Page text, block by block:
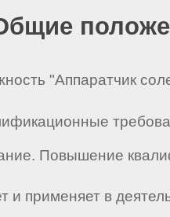
"Аппаратчик
Повышение
и применяет в